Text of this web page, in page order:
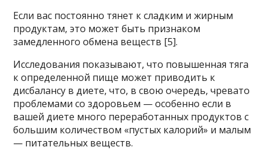
Если вас постоянно тянет к сладким и жирным
продуктам, это может быть признаком
замедленного обмена веществ [5].
Исследования показывают, что повышенная тяга
к определенной пище может приводить к
дисбалансу в диете, что, в свою очередь, чревато
проблемами со здоровьем — особенно если в
вашей диете много переработанных продуктов с
большим количеством «пустых калорий» и малым
— питательных веществ.